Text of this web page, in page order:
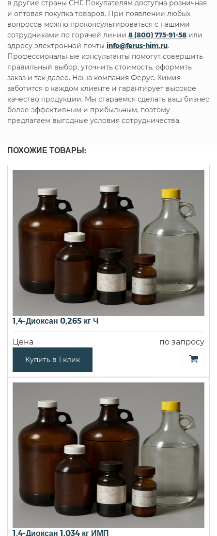
в другие страны СНГ. Покупателям доступна розничная
и оптовая покупка товаров. При появлении любых
вопросов можно проконсультироваться с нашими
сотрудниками по горячей линии 8 (800) 775-91-58 или
адресу электронной почты info@ferus-him.ru.
Профессиональные консультанты помогут совершить
правильный выбор, уточнить стоимость, оформить
заказ и так далее. Наша компания Ферус. Химия
заботится о каждом клиенте и гарантирует высокое
качество продукции. Мы стараемся сделать ваш бизнес
более эффективным и прибыльным, поэтому
предлагаем выгодные условия сотрудничества.
ПОХОЖИЕ ТОВАРЫ:
1,4-Диоксан 0,265 кг Ч
Цена по запросу
Купить в 1 клик
1,4-Диоксан 1,034 кг ИМП